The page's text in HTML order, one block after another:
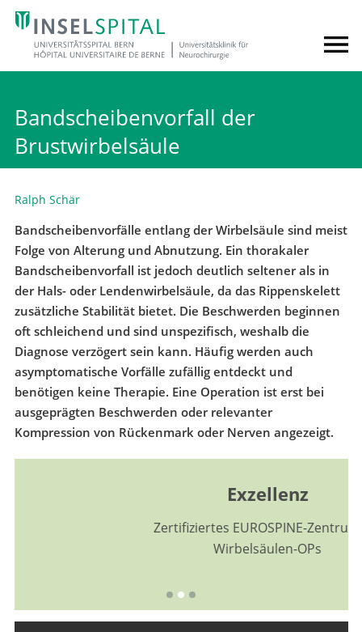
Bandscheibenvorfall der
Brustwirbelsäule
Ralph Schär
Bandscheibenvorfälle entlang der Wirbelsäule sind meist
Folge von Alterung und Abnutzung. Ein thorakaler
Bandscheibenvorfall ist jedoch deutlich seltener als in
der Hals- oder Lendenwirbelsäule, da das Rippenskelett
zusätzliche Stabilität bietet. Die Beschwerden beginnen
oft schleichend und sind unspezifisch, weshalb die
Diagnose verzögert sein kann. Häufig werden auch
asymptomatische Vorfälle zufällig entdeckt und
benötigen keine Therapie. Eine Operation ist erst bei
ausgeprägten Beschwerden oder relevanter
Kompression von Rückenmark oder Nerven angezeigt.
Zertifiziertes EUROSPINE-Zentrum für
Wirbelsäulen-OPs